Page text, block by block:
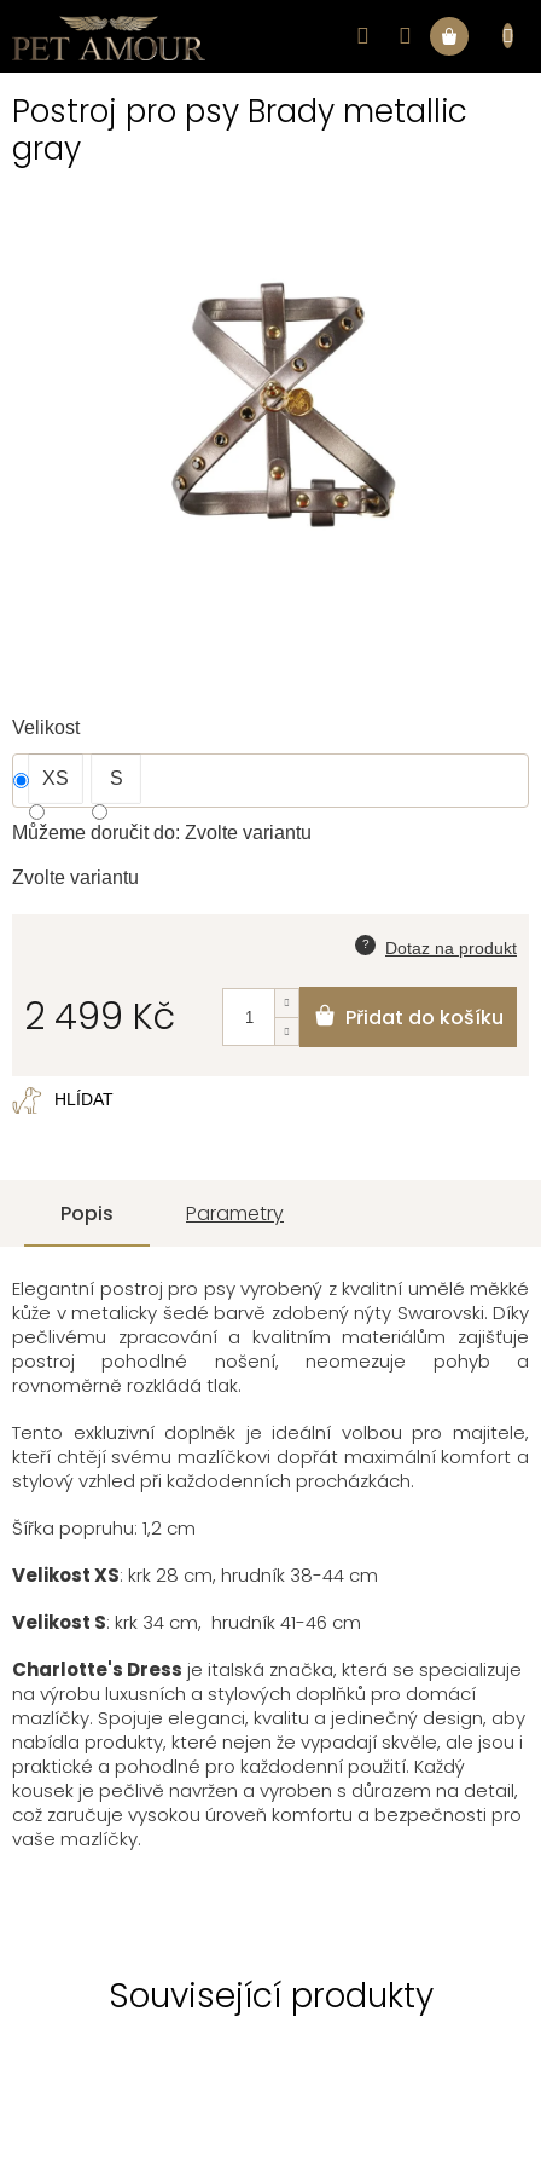
obsah
Nákupní
košík
Postroj pro psy Brady metallic
gray
Zvolte variantu
Velikost
XS S
Můžeme doručit do: Zvolte variantu
2 499 Kč Přidat do košíku
HLÍDAT
Související produkty
Popis Parametry
Elegantní postroj pro psy vyrobený z kvalitní umělé měkké
kůže v metalicky šedé barvě zdobený nýty Swarovski. Díky
pečlivému zpracování a kvalitním materiálům zajišťuje
postroj pohodlné nošení, neomezuje pohyb a
rovnoměrně rozkládá tlak.
Tento exkluzivní doplněk je ideální volbou pro majitele,
kteří chtějí svému mazlíčkovi dopřát maximální komfort a
stylový vzhled při každodenních procházkách.
Šířka popruhu: 1,2 cm
Velikost XS: krk 28 cm, hrudník 38-44 cm
Velikost S: krk 34 cm, hrudník 41-46 cm
Charlotte's Dress je italská značka, která se specializuje
na výrobu luxusních a stylových doplňků pro domácí
mazlíčky. Spojuje eleganci, kvalitu a jedinečný design, aby
nabídla produkty, které nejen že vypadají skvěle, ale jsou i
praktické a pohodlné pro každodenní použití. Každý
kousek je pečlivě navržen a vyroben s důrazem na detail,
což zaručuje vysokou úroveň komfortu a bezpečnosti pro
vaše mazlíčky.